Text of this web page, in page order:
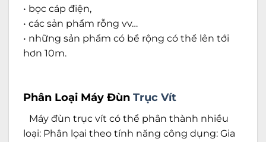
• bọc cáp điện,
• các sản phẩm rỗng vv…
• những sản phẩm có bề rộng có thể lên tới
hơn 10m.
Phân Loại Máy Đùn Trục Vít
Máy đùn trục vít có thể phân thành nhiều
loại: Phân lọai theo tính năng công dụng: Gia